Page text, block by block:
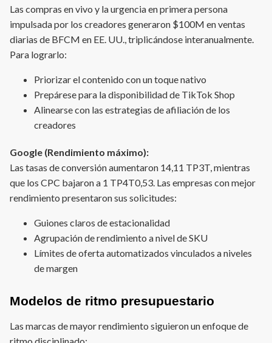
Las compras en vivo y la urgencia en primera persona
impulsada por los creadores generaron $100M en ventas
diarias de BFCM en EE. UU., triplicándose interanualmente.
Para lograrlo:
Priorizar el contenido con un toque nativo
Prepárese para la disponibilidad de TikTok Shop
Alinearse con las estrategias de afiliación de los
creadores
Google (Rendimiento máximo):
Las tasas de conversión aumentaron 14,11 TP3T, mientras
que los CPC bajaron a 1 TP4T0,53. Las empresas con mejor
rendimiento presentaron sus solicitudes:
Guiones claros de estacionalidad
Agrupación de rendimiento a nivel de SKU
Límites de oferta automatizados vinculados a niveles
de margen
Modelos de ritmo presupuestario
Las marcas de mayor rendimiento siguieron un enfoque de